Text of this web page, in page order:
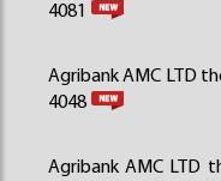
4081
Agribank AMC LTD
4048
Agribank AMC LTD